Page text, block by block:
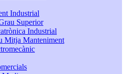
Industrial
Superior
Industrial
Mitja Manteniment